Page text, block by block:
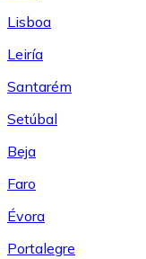
Lisboa
Leiría
Santarém
Setúbal
Beja
Faro
Évora
Portalegre